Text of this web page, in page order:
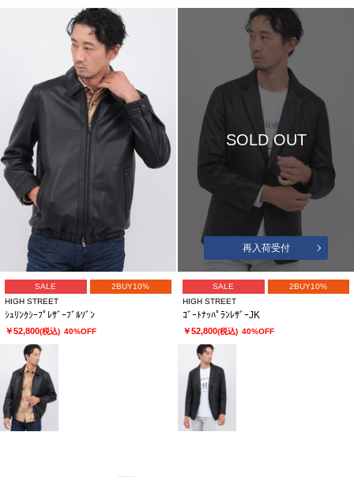
SALE
2BUY10%
HIGH STREET
ｼｭﾘﾝｸｼｰﾌﾟﾚｻﾞｰﾌﾞﾙｿﾞﾝ
￥52,800(税込) 40%OFF
SOLD OUT
再入荷受付
SALE
2BUY10%
HIGH STREET
ｺﾞｰﾄﾅｯﾊﾟﾗﾝﾚｻﾞｰJK
￥52,800(税込) 40%OFF